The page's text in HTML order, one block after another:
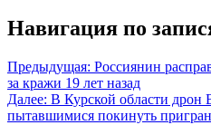
Навигация по
Предыдущая: Россиянин
за кражи 19 лет назад
Далее: В Курской области дрон
пытавшимися покинуть